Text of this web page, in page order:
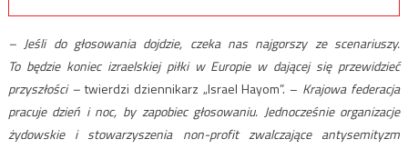
– Jeśli do głosowania dojdzie, czeka nas najgorszy ze scenariuszy.
To będzie koniec izraelskiej piłki w Europie w dającej się przewidzieć
przyszłości –twierdzi dziennikarz „Israel Hayom”. – Krajowa federacja
pracuje dzień i noc, by zapobiec głosowaniu. Jednocześnie organizacje
żydowskie i stowarzyszenia non-profit zwalczające antysemityzm